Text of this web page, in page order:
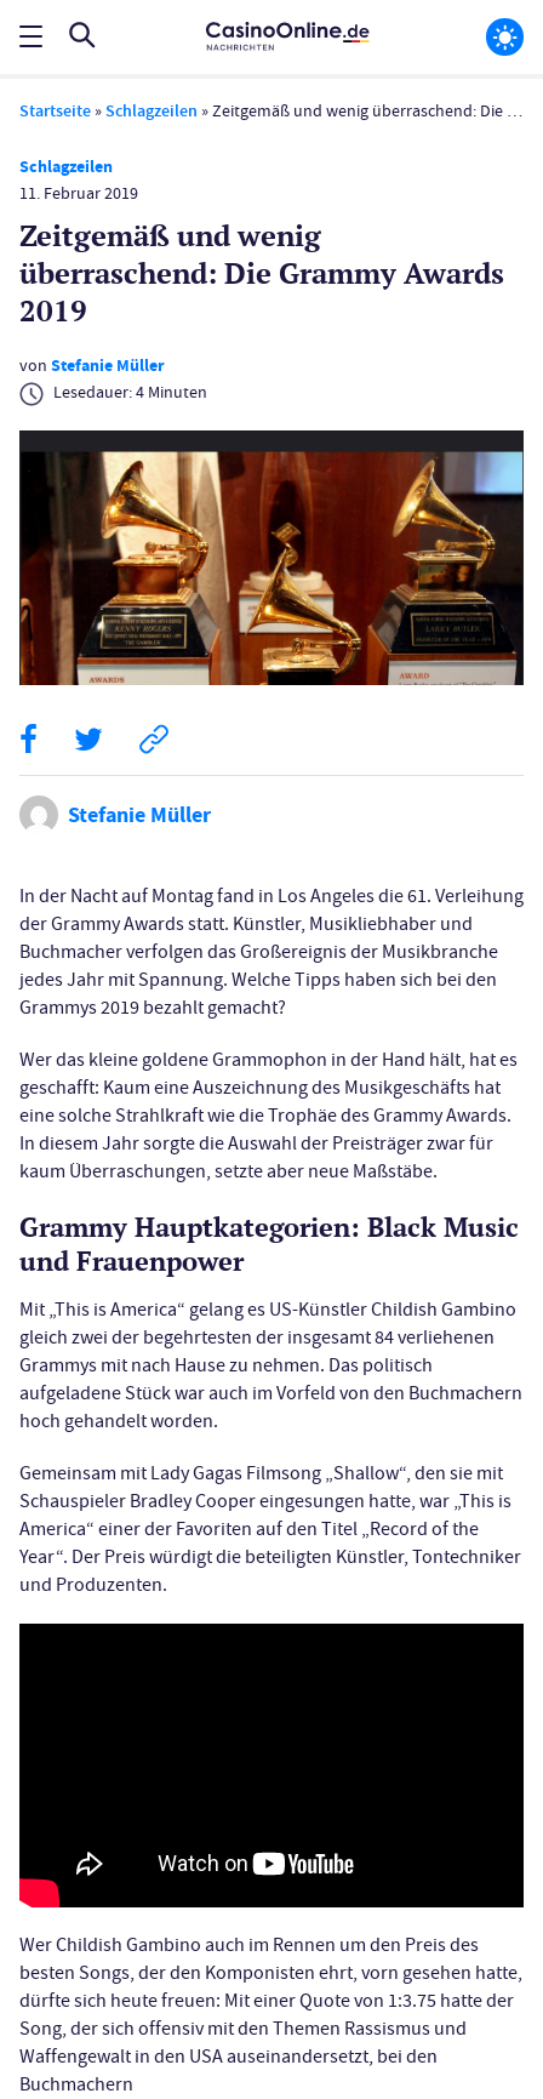
Startseite »Schlagzeilen »Zeitgemäß und wenig überraschend: Die Grammy Awards 2019
Schlagzeilen
11. Februar 2019
Zeitgemäß und wenig
überraschend: Die Grammy Awards
2019
von Stefanie Müller
Lesedauer:4 Minuten
Stefanie Müller
In der Nacht auf Montag fand in Los Angeles die 61. Verleihung
der Grammy Awards statt. Künstler, Musikliebhaber und
Buchmacher verfolgen das Großereignis der Musikbranche
jedes Jahr mit Spannung. Welche Tipps haben sich bei den
Grammys 2019 bezahlt gemacht?
Wer das kleine goldene Grammophon in der Hand hält, hat es
geschafft: Kaum eine Auszeichnung des Musikgeschäfts hat
eine solche Strahlkraft wie die Trophäe des Grammy Awards.
In diesem Jahr sorgte die Auswahl der Preisträger zwar für
kaum Überraschungen, setzte aber neue Maßstäbe.
Grammy Hauptkategorien: Black Music
und Frauenpower
Mit „This is America“ gelang es US-Künstler Childish Gambino
gleich zwei der begehrtesten der insgesamt 84 verliehenen
Grammys mit nach Hause zu nehmen. Das politisch
aufgeladene Stück war auch im Vorfeld von den Buchmachern
hoch gehandelt worden.
Gemeinsam mit Lady Gagas Filmsong „Shallow“, den sie mit
Schauspieler Bradley Cooper eingesungen hatte, war „This is
America“ einer der Favoriten auf den Titel „Record of the
Year“. Der Preis würdigt die beteiligten Künstler, Tontechniker
und Produzenten.
Wer Childish Gambino auch im Rennen um den Preis des
besten Songs, der den Komponisten ehrt, vorn gesehen hatte,
dürfte sich heute freuen: Mit einer Quote von 1:3.75 hatte der
Song, der sich offensiv mit den Themen Rassismus und
Waffengewalt in den USA auseinandersetzt, bei den
Buchmachern